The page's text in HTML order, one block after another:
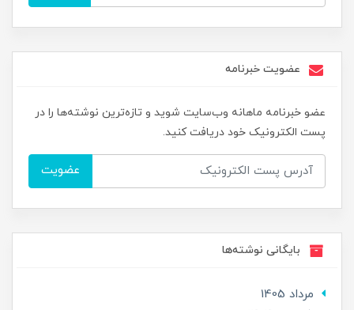
عضویت خبرنامه
عضو خبرنامه ماهانه وب‌سایت شوید و تازه‌ترین نوشته‌ها را در
پست الکترونیک خود دریافت کنید.
عضویت
بایگانی نوشته‌ها
مرداد 1405